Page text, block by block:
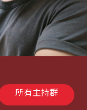
所有主持群